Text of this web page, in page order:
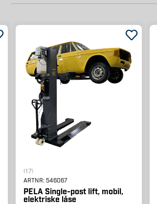
(17)
ARTNR: 546067
PELA Single-post lift, mobil,
elektriske låse